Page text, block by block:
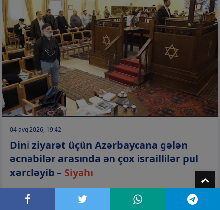
04 avq 2026, 19:42
Dini ziyarət üçün Azərbaycana gələn
əcnəbilər arasında ən çox israillilər pul
xərcləyib – Siyahı